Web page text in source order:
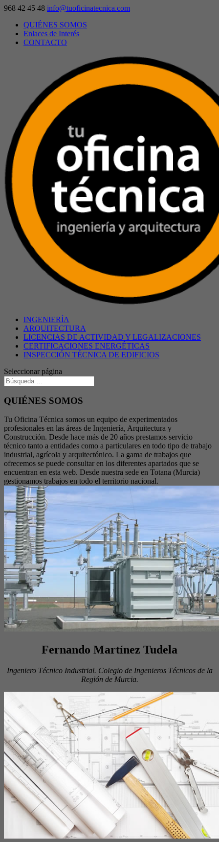
968 42 45 48 info@tuoficinatecnica.com
QUIÉNES SOMOS
Enlaces de Interés
CONTACTO
INGENIERÍA
ARQUITECTURA
LICENCIAS DE ACTIVIDAD Y LEGALIZACIONES
CERTIFICACIONES ENERGÉTICAS
INSPECCIÓN TÉCNICA DE EDIFICIOS
Seleccionar página
QUIÉNES SOMOS
Tu Oficina Técnica somos un equipo de experimentados
profesionales en las áreas de Ingeniería, Arquitectura y
Construcción. Desde hace más de 20 años prestamos servicio
técnico tanto a entidades como a particulares en todo tipo de trabajo
industrial, agrícola y arquitectónico. La gama de trabajos que
ofrecemos se puede consultar en los diferentes apartados que se
encuentran en esta web. Desde nuestra sede en Totana (Murcia)
gestionamos trabajos en todo el territorio nacional.
Fernando Martínez Tudela
Ingeniero Técnico Industrial. Colegio de Ingenieros Técnicos de la
Región de Murcia.